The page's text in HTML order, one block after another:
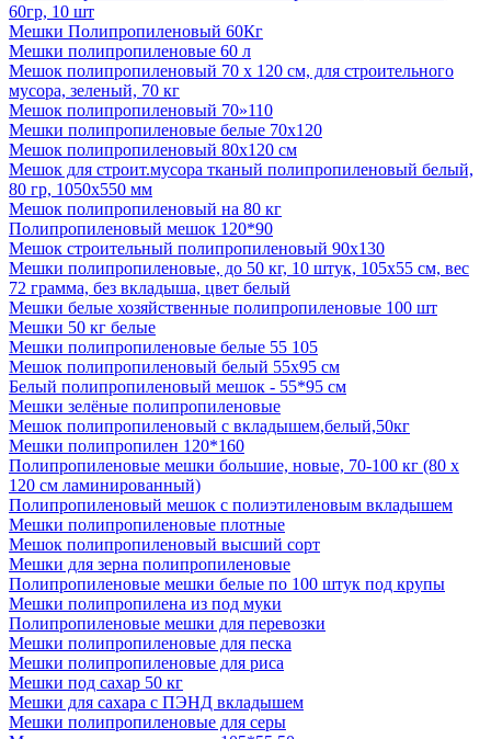
60гр, 10 шт
Мешки Полипропиленовый 60Кг
Мешки полипропиленовые 60 л
Мешок полипропиленовый 70 х 120 см, для строительного
мусора, зеленый, 70 кг
Мешок полипропиленовый 70»110
Мешки полипропиленовые белые 70х120
Мешок полипропиленовый 80х120 см
Мешок для строит.мусора тканый полипропиленовый белый,
80 гр, 1050х550 мм
Мешок полипропиленовый на 80 кг
Полипропиленовый мешок 120*90
Мешок строительный полипропиленовый 90х130
Мешки полипропиленовые, до 50 кг, 10 штук, 105x55 см, вес
72 грамма, без вкладыша, цвет белый
Мешки белые хозяйственные полипропиленовые 100 шт
Мешки 50 кг белые
Мешки полипропиленовые белые 55 105
Мешок полипропиленовый белый 55х95 см
Белый полипропиленовый мешок - 55*95 см
Мешки зелёные полипропиленовые
Мешок полипропиленовый с вкладышем,белый,50кг
Мешки полипропилен 120*160
Полипропиленовые мешки большие, новые, 70-100 кг (80 х
120 см ламинированный)
Полипропиленовый мешок с полиэтиленовым вкладышем
Мешки полипропиленовые плотные
Мешок полипропиленовый высший сорт
Мешки для зерна полипропиленовые
Полипропиленовые мешки белые по 100 штук под крупы
Мешки полипропилена из под муки
Полипропиленовые мешки для перевозки
Мешки полипропиленовые для песка
Мешки полипропиленовые для риса
Мешки под сахар 50 кг
Мешки для сахара с ПЭНД вкладышем
Мешки полипропиленовые для серы